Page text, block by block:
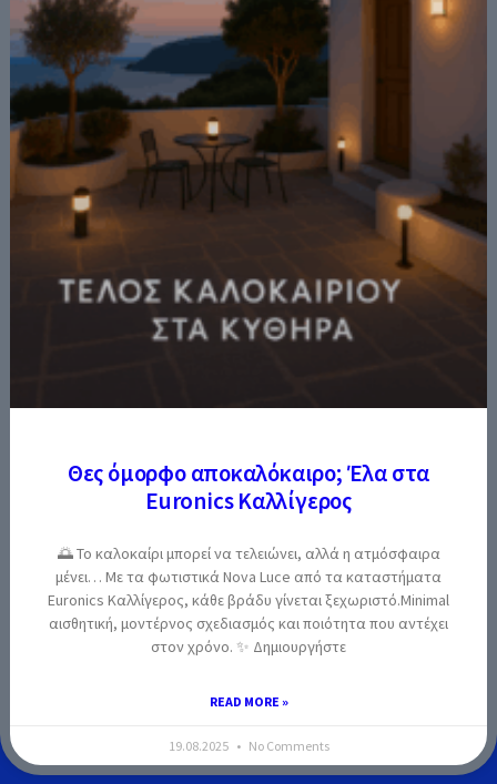
Θες όμορφο αποκαλόκαιρο; Έλα στα
Euronics Καλλίγερος
🌅 Το καλοκαίρι μπορεί να τελειώνει, αλλά η ατμόσφαιρα
μένει… Με τα φωτιστικά Nova Luce από τα καταστήματα
Euronics Καλλίγερος, κάθε βράδυ γίνεται ξεχωριστό.Minimal
αισθητική, μοντέρνος σχεδιασμός και ποιότητα που αντέχει
στον χρόνο. ✨ Δημιουργήστε
READ MORE »
19.08.2025 No Comments